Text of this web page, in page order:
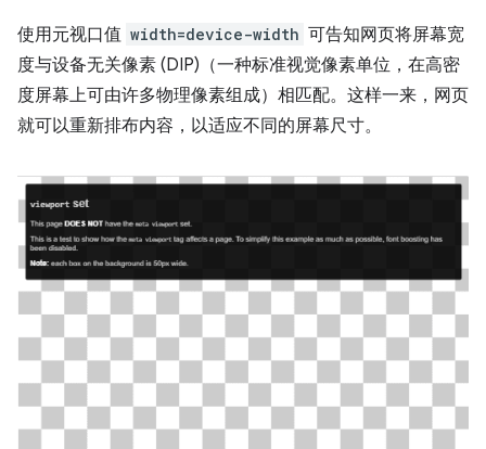
使用元视口值 width=device-width 可告知网页将屏幕宽
度与设备无关像素 (DIP)（一种标准视觉像素单位，在高密
度屏幕上可由许多物理像素组成）相匹配。这样一来，网页
就可以重新排布内容，以适应不同的屏幕尺寸。